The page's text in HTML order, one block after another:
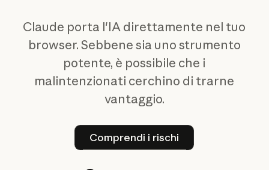
Claude porta l'IA direttamente nel tuo
browser. Sebbene sia uno strumento
potente, è possibile che i
malintenzionati cerchino di trarne
vantaggio.
Comprendi i rischi
Comprendi i rischi